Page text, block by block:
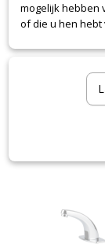
mogelijk hebben
of die u hen hebt